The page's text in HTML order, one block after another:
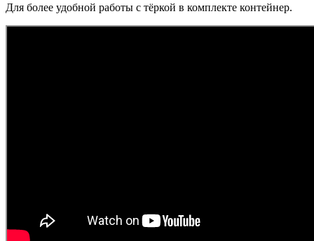
Для более удобной работы с тёркой в комплекте контейнер.